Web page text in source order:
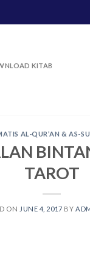
KITAB
AL-QUR’AN & AS-
TAROT
ON JUNE 4, 2017 BY